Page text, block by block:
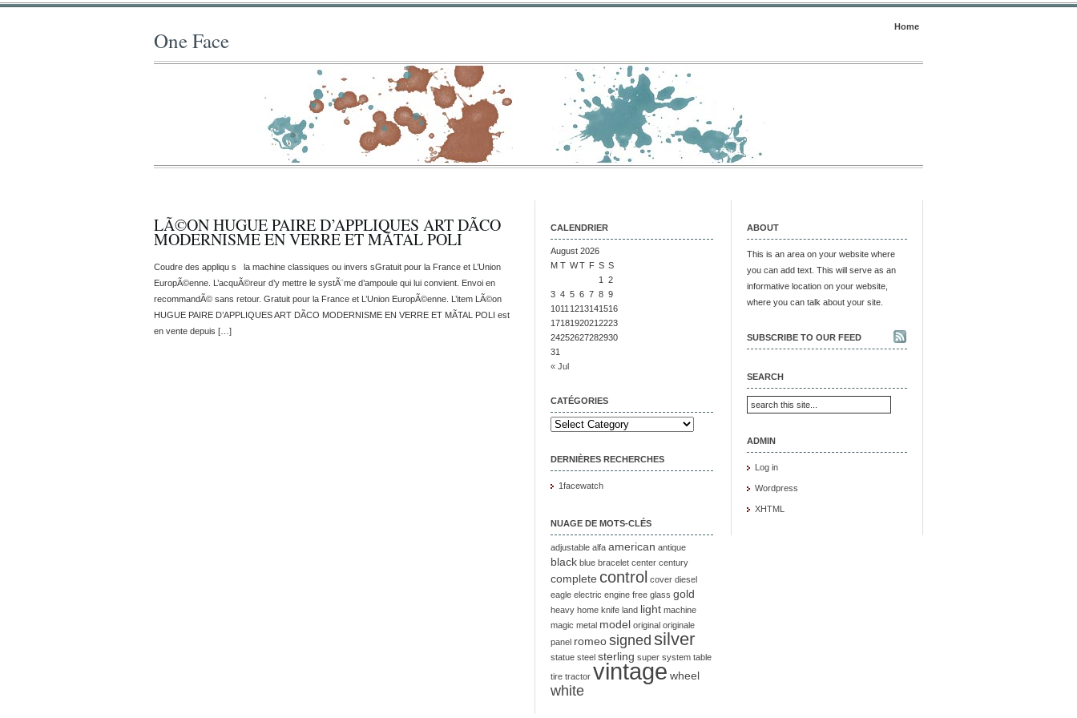
Home
One Face
LÃ©ON HUGUE PAIRE D’APPLIQUES ART DÃCO
MODERNISME EN VERRE ET MÃTAL POLI
Coudre des appliqu s la machine classiques ou invers sGratuit pour la France et L’Union
EuropÃ©enne. L’acquÃ©reur d’y mettre le systÃ¨me d’ampoule qui lui convient. Envoi en
recommandÃ© sans retour. Gratuit pour la France et L’Union EuropÃ©enne. L’item LÃ©on
HUGUE PAIRE D’APPLIQUES ART DÃCO MODERNISME EN VERRE ET MÃTAL POLI est
en vente depuis […]
CALENDRIER
August 2026
M T WT F S S
« Jul
1
2
3 4 5 6 7 8 9
1011 1213141516
17181920212223
24252627282930
31
CATÉGORIES
DERNIÈRES RECHERCHES
1facewatch
NUAGE DE MOTS-CLÉS
adjustable alfa american antique
black blue bracelet center century
complete control cover diesel
eagle electric engine free glass gold
heavy home knife land light machine
magic metal model original originale
panel romeosigned silver
statue steel sterling super system table
tire tractor vintagewheel
white
ABOUT
This is an area on your website where
you can add text. This will serve as an
informative location on your website,
where you can talk about your site.
SUBSCRIBE TO OUR FEED
SEARCH
ADMIN
Log in
Wordpress
XHTML